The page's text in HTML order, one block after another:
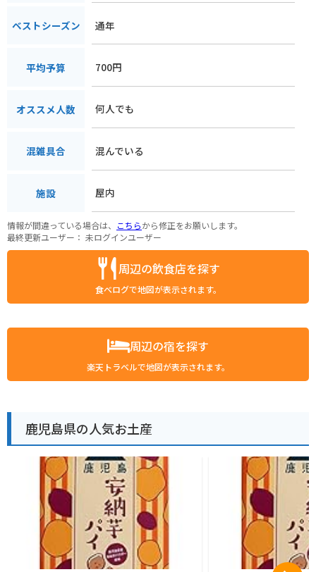
ベストシーズン 通年
平均予算 700円
オススメ人数 何人でも
混雑具合 混んでいる
施設 屋内
情報が間違っている場合は、 こちらから修正をお願いします。
最終更新ユーザー： 未ログインユーザー
周辺の飲食店を探す
食べログで地図が表示されます。
周辺の宿を探す
楽天トラベルで地図が表示されます。
鹿児島県の人気お土産